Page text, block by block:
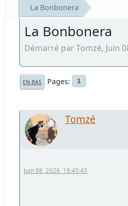
La Bonbonera
La Bonbonera
Démarré par Tomzé, Juin
EN BAS Pages 1
Tomzé
Juin 08, 2026, 18:45:43